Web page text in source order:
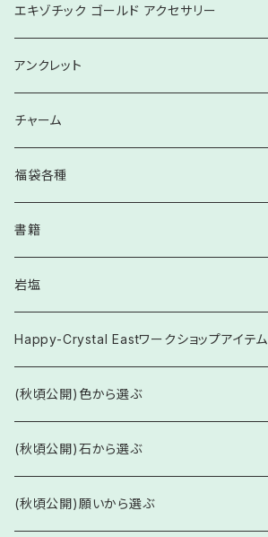
エキゾチック ゴールド アクセサリー
アンクレット
チャーム
福袋各種
書籍
岩塩
食用
お守り塩
Happy-Crystal Eastワークショップアイテム
(秋頃公開)色から選ぶ
透明・白系
ブレスレット
ピンク系
(秋頃公開)石から選ぶ
水晶・水晶系
(秋頃公開)願いから選ぶ